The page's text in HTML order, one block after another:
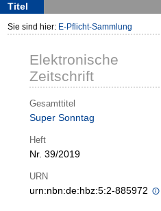
Titel
Sie sind hier: E-Pflicht-Sammlung
Elektronische
Zeitschrift
Gesamttitel
Super Sonntag
Heft
Nr. 39/2019
URN
urn:nbn:de:hbz:5:2-885972